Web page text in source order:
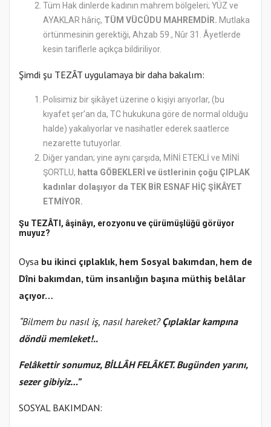
Tüm Hak dinlerde kadının mahrem bölgeleri; YÜZ ve
AYAKLAR hâriç, TÜM VÜCÛDU MAHREMDİR. Mutlaka
örtünmesinin gerektiği, Ahzab 59., Nûr 31. Âyetlerde
kesin tariflerle açıkça bildiriliyor.
Şimdi şu TEZÂT uygulamaya bir daha bakalım:
Polisimiz bir şikâyet üzerine o kişiyi arıyorlar, (bu
kıyafet şer’an da, TC hukukuna göre de normal olduğu
halde) yakalıyorlar ve nasihatler ederek saatlerce
nezarette tutuyorlar.
Diğer yandan; yine aynı çarşıda, MİNİ ETEKLİ ve MİNİ
ŞORTLU, hatta GÖBEKLERİ ve üstlerinin çoğu ÇIPLAK
kadınlar dolaşıyor da TEK BİR ESNAF HİÇ ŞİKÂYET
ETMİYOR.
Şu TEZÂTI, âşinâyı, erozyonu ve çürümüşlüğü görüyor
muyuz?
Oysa bu ikinci çıplaklık, hem Sosyal bakımdan, hem de
Dîni bakımdan, tüm insanlığın başına müthiş belâlar
açıyor…
“Bilmem bu nasıl iş, nasıl hareket?Çıplaklar kampına
döndü memleket!..
Felâkettir sonumuz, BİLLÂH FELÂKET. Bugünden yarını,
sezer gibiyiz…”
SOSYAL BAKIMDAN: